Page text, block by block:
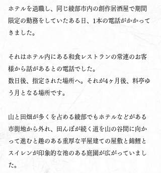
ホテルを退職し、同じ綾部市内の創作居酒屋で期間
限定の勤務をしていたある日、1本の電話がかかって
きました。
それはホテル内にある和食レストランの常連のお客
様から話があるとの電話でした。
数日後、指定された場所へ。それが4ヶ月後、料亭ゆ
う月となる場所です。
山と田畑が多くを占める綾部でもホテルなどがある
市街地から外れ、田んぼが続く道を山の谷間に向か
って進むと趣のある重厚な平屋建ての屋敷と錦鯉と
スイレンが印象的な池のある庭園が広がっていまし
た。